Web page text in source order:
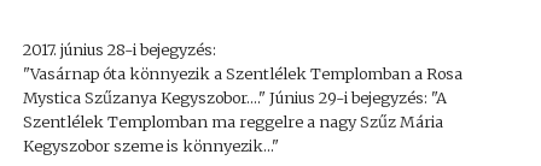
2017. június 28-i bejegyzés:
"Vasárnap óta könnyezik a Szentlélek Templomban a Rosa
Mystica Szűzanya Kegyszobor...." Június 29-i bejegyzés: "A
Szentlélek Templomban ma reggelre a nagy Szűz Mária
Kegyszobor szeme is könnyezik..."